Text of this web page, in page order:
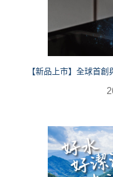
【新品上市】全球首